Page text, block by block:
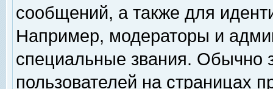
сообщений, а также для
Например, модераторы и
специальные звания. Обычно
пользователей на страницах